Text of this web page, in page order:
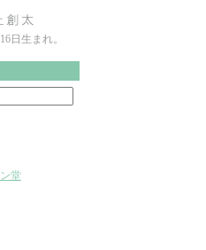
日生まれ。
堂